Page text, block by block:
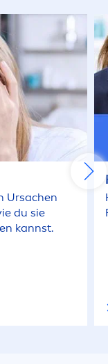
Ursachen
du sie
kannst.